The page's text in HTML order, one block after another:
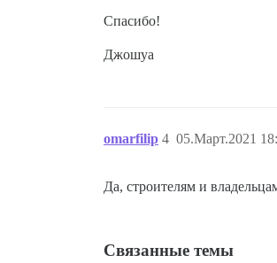
Спасибо!
Джошуа
omarfilip 05.Март.2021
4
Да, строителям и
Связанные темы